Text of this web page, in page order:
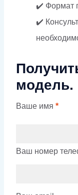
✔️ Формат
✔️
модель.
Ваше имя *
Ваш номер